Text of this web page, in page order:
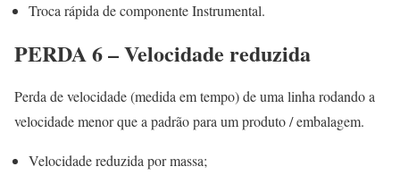
Troca rápida de componente Instrumental.
PERDA 6 – Velocidade reduzida
Perda de velocidade (medida em tempo) de uma linha rodando a
velocidade menor que a padrão para um produto / embalagem.
Velocidade reduzida por massa;